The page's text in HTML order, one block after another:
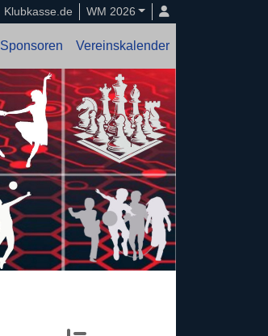
Klubkasse.de WM 2026
Sponsoren Vereinskalender